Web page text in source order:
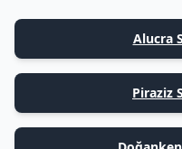
Alucra
Piraziz